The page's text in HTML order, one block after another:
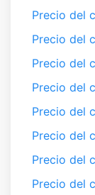
Precio del
Precio del
Precio del
Precio del
Precio del
Precio del
Precio del
Precio del